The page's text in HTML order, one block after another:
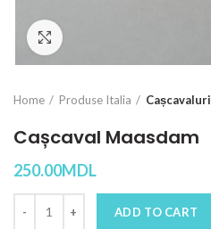
Home Produse Italia Cașcavaluri
Cașcaval Maasdam
250.00MDL
ADD TO CART